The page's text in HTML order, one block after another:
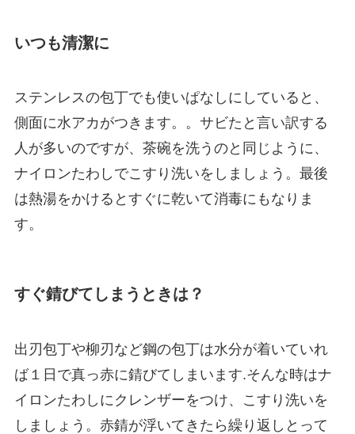
いつも清潔に
ステンレスの包丁でも使いぱなしにしていると、
側面に水アカがつきます。。サビたと言い訳する
人が多いのですが、茶碗を洗うのと同じように、
ナイロンたわしでこすり洗いをしましょう。最後
は熱湯をかけるとすぐに乾いて消毒にもなりま
す。
すぐ錆びてしまうときは？
出刃包丁や柳刃など鋼の包丁は水分が着いていれ
ば１日で真っ赤に錆びてしまいます.そんな時はナ
イロンたわしにクレンザーをつけ、こすり洗いを
しましょう。赤錆が浮いてきたら繰り返しとって